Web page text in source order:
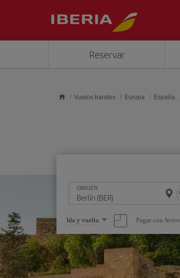
Reservar
Vuelos baratos Europa España
ORIGEN
Seleccione
una
opción
Ida y vuelta Pagar con Avios